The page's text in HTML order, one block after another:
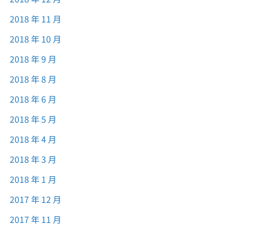
2018 年 11 月
2018 年 10 月
2018 年 9 月
2018 年 8 月
2018 年 6 月
2018 年 5 月
2018 年 4 月
2018 年 3 月
2018 年 1 月
2017 年 12 月
2017 年 11 月